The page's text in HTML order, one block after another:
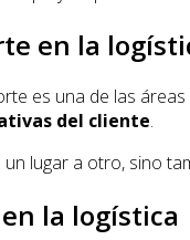
en la
es una de las
del cliente.
un lugar a otro, sino
la logística